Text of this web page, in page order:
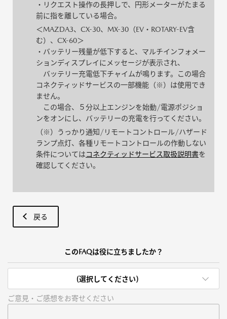
・リクエスト操作の長押しで、円形メーターがたまる
前に指を離している場合。
＜MAZDA3、CX-30、MX-30（EV・ROTARY-EV含
む）、CX-60＞
・バッテリー残量が低下すると、マルチインフォメー
ションディスプレイにメッセージが表示され、
バッテリー充電低下チャイムが鳴ります。この場合
コネクティッドサービスの一部機能（※）は使用でき
ません。
この場合、５分以上エンジンを始動/電源ポジショ
ンをオンにし、バッテリーの充電を行ってください。
（※）うっかり通知/リモートコントロール/ハザード
ランプ点灯、各種リモートコントロールの作動しない
条件についてはコネクティッドサービス取扱説明書を
確認してください。
戻る
このFAQは役に立ちましたか？
(選択してください)
ご意見・ご感想をお寄せください